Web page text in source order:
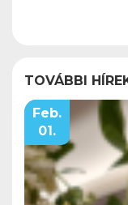
TOVÁBBI
Feb.
01.